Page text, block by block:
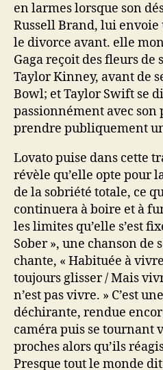
en larmes lorsque son
Russell Brand, lui envoie
le divorce avant. elle
Gaga reçoit des fleurs de
Taylor Kinney, avant de
Bowl; et Taylor Swift se
passionnément avec son
prendre publiquement
Lovato puise dans cette
révèle qu’elle opte pour
de la sobriété totale, ce
continuera à boire et à
les limites qu’elle s’est
Sober », une chanson
chante, « Habituée à
toujours glisser / Mais
n’est pas vivre. » C’est
déchirante, rendue
caméra puis se tournant
proches alors qu’ils
Presque tout le monde